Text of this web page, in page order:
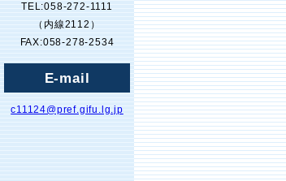
TEL:058-272-1111
（内線2112）
FAX:058-278-2534
E-mail
c11124@pref.gifu.lg.jp